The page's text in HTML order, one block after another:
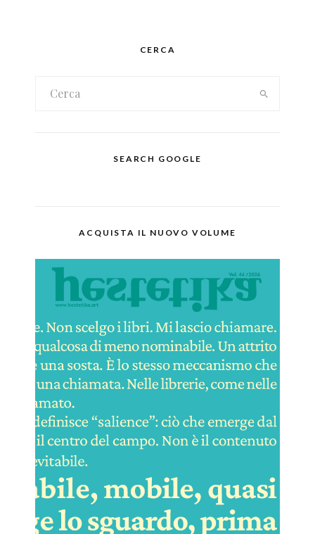
CERCA
SEARCH GOOGLE
ACQUISTA IL NUOVO VOLUME